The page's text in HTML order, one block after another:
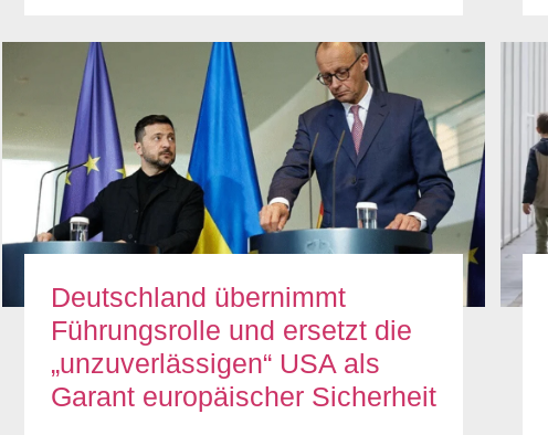
Deutschland übernimmt
Führungsrolle und ersetzt die
„unzuverlässigen“ USA als
Garant europäischer Sicherheit